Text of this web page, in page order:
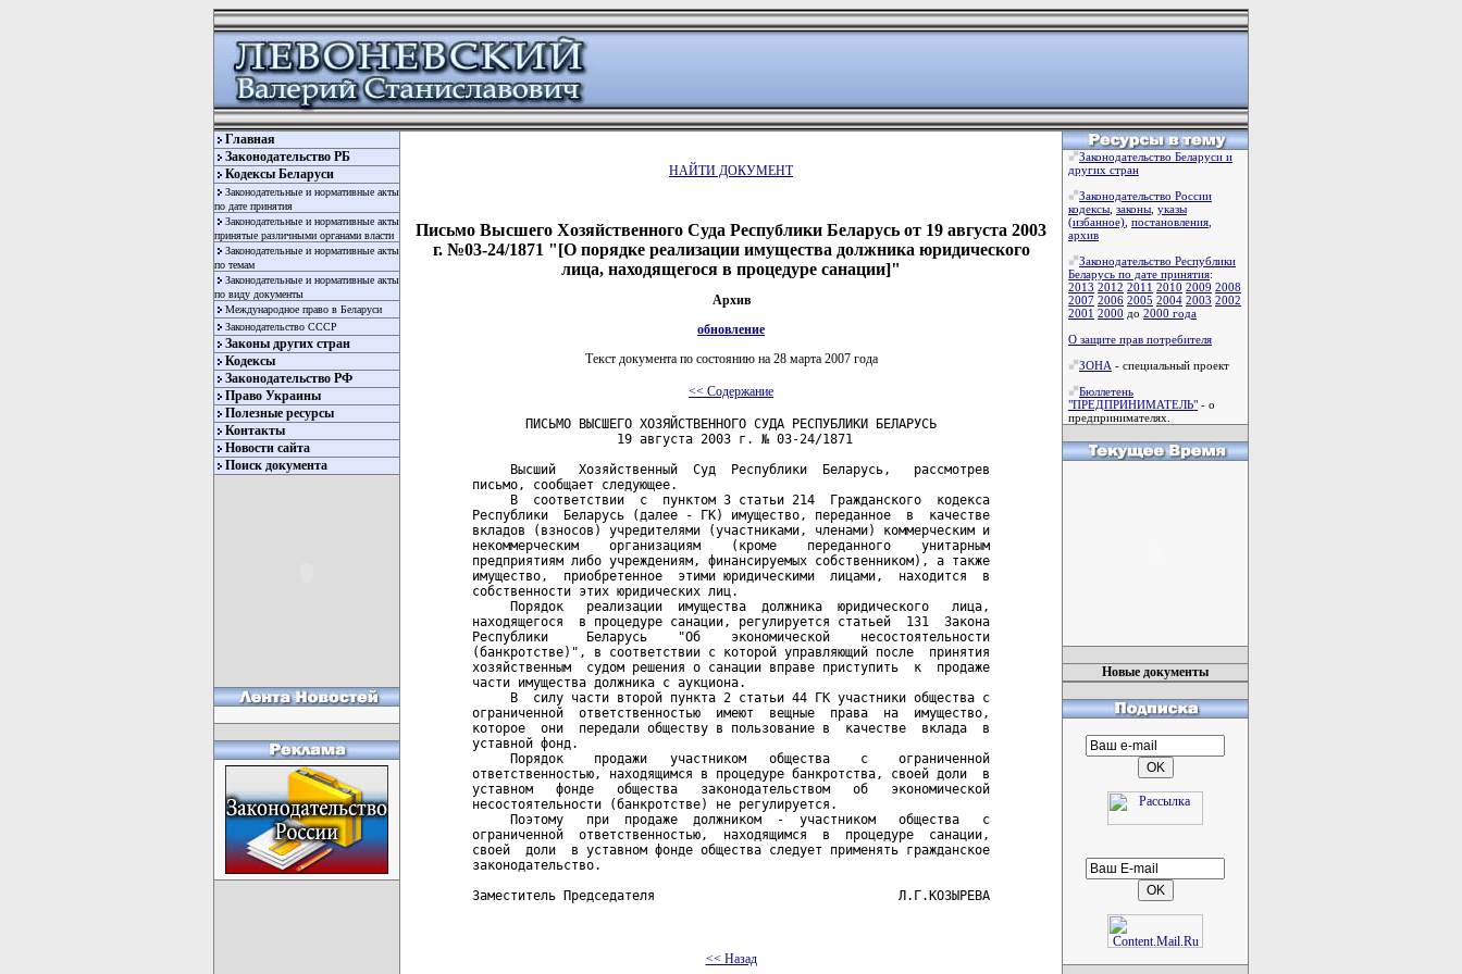
Главная
Законодательство РБ
Кодексы Беларуси
Законодательные и нормативные акты
по дате принятия
Законодательные и нормативные акты
принятые различными органами власти
Законодательные и нормативные акты
по темам
Законодательные и нормативные акты
по виду документы
Международное право в Беларуси
Законодательство СССР
Законы других стран
Кодексы
Законодательство РФ
Право Украины
Полезные ресурсы
Контакты
Новости сайта
Поиск документа
НАЙТИ ДОКУМЕНТ
Письмо Высшего Хозяйственного Суда Республики Беларусь от 19 августа 2003
г. №03-24/1871 "[О порядке реализации имущества должника юридического
лица, находящегося в процедуре санации]"
Архив
обновление
Текст документа по состоянию на 28 марта 2007 года
<< Содержание
       ПИСЬМО ВЫСШЕГО ХОЗЯЙСТВЕННОГО СУДА РЕСПУБЛИКИ БЕЛАРУСЬ
                   19 августа 2003 г. № 03-24/1871
     Высший   Хозяйственный  Суд  Республики  Беларусь,   рассмотрев
письмо, сообщает следующее.
     В  соответствии  с  пунктом 3 статьи 214  Гражданского  кодекса
Республики  Беларусь (далее - ГК) имущество, переданное  в  качестве
вкладов (взносов) учредителями (участниками, членами) коммерческим и
некоммерческим    организациям    (кроме    переданного    унитарным
предприятиям либо учреждениям, финансируемых собственником), а также
имущество,  приобретенное  этими юридическими  лицами,  находится  в
собственности этих юридических лиц.
     Порядок   реализации  имущества  должника  юридического   лица,
находящегося  в процедуре санации, регулируется статьей  131  Закона
Республики     Беларусь    "Об    экономической    несостоятельности
(банкротстве)", в соответствии с которой управляющий после  принятия
хозяйственным  судом решения о санации вправе приступить  к  продаже
части имущества должника с аукциона.
     В  силу части второй пункта 2 статьи 44 ГК участники общества с
ограниченной  ответственностью  имеют  вещные  права  на  имущество,
которое  они  передали обществу в пользование в  качестве  вклада  в
уставной фонд.
     Порядок    продажи   участником   общества    с    ограниченной
ответственностью, находящимся в процедуре банкротства, своей доли  в
уставном   фонде   общества   законодательством   об   экономической
несостоятельности (банкротстве) не регулируется.
     Поэтому   при  продаже  должником  -  участником   общества   с
ограниченной  ответственностью,  находящимся  в  процедуре  санации,
своей  доли  в уставном фонде общества следует применять гражданское
законодательство.
Заместитель Председателя                                Л.Г.КОЗЫРЕВА
<< Назад
Законодательство Беларуси и
других стран
Законодательство России
кодексы законы указы
(избанное) постановления
архив
Законодательство Республики
Беларусь по дате принятия:
2013 2012 2011 2010 2009 2008
2007 2006 2005 2004 2003 2002
2001 2000 до 2000 года
О защите прав потребителя
ЗОНА - специальный проект
Бюллетень
"ПРЕДПРИНИМАТЕЛЬ" - о
предпринимателях.
Новые документы